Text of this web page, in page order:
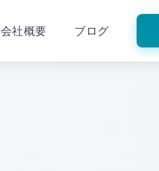
会社概要 ブログ